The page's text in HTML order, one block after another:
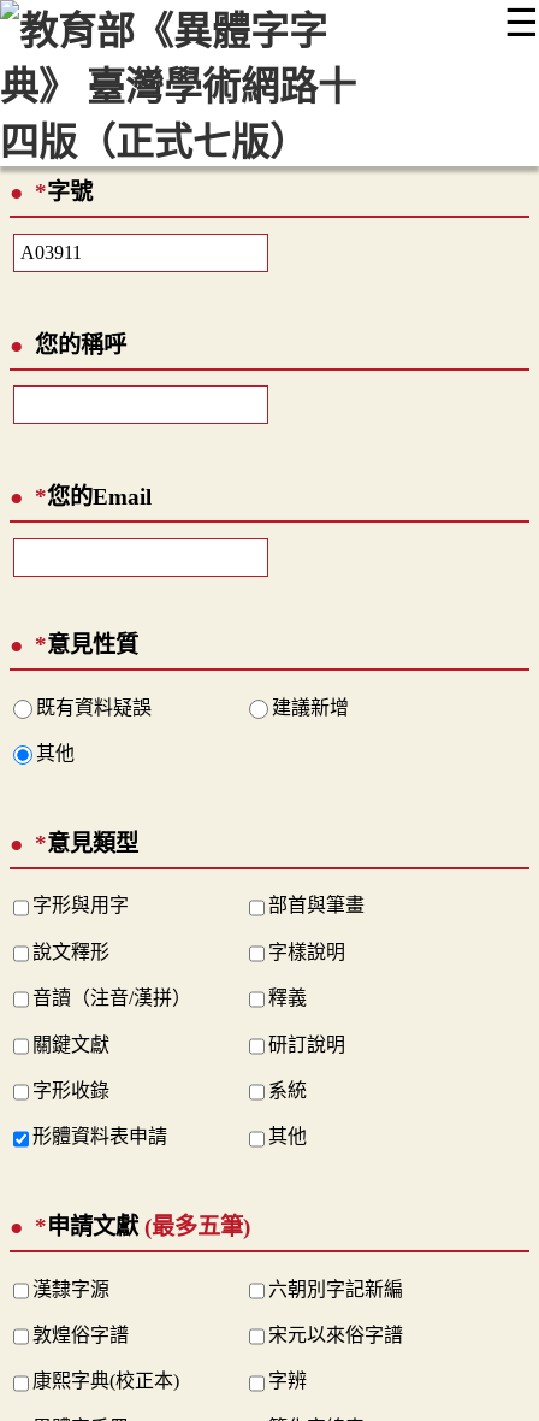
☰
::: 最新消息 常見問題 編輯說明
顯示模式
網站導覽
*字號
您的稱呼
*您的Email
*意見性質
既有資料疑誤 建議新增
其他
*意見類型
字形與用字 部首與筆畫
說文釋形 字樣說明
音讀（注音/漢拼） 釋義
關鍵文獻 研訂說明
字形收錄 系統
形體資料表申請 其他
*申請文獻 (最多五筆)
漢隸字源 六朝別字記新編
敦煌俗字譜 宋元以來俗字譜
康熙字典(校正本) 字辨